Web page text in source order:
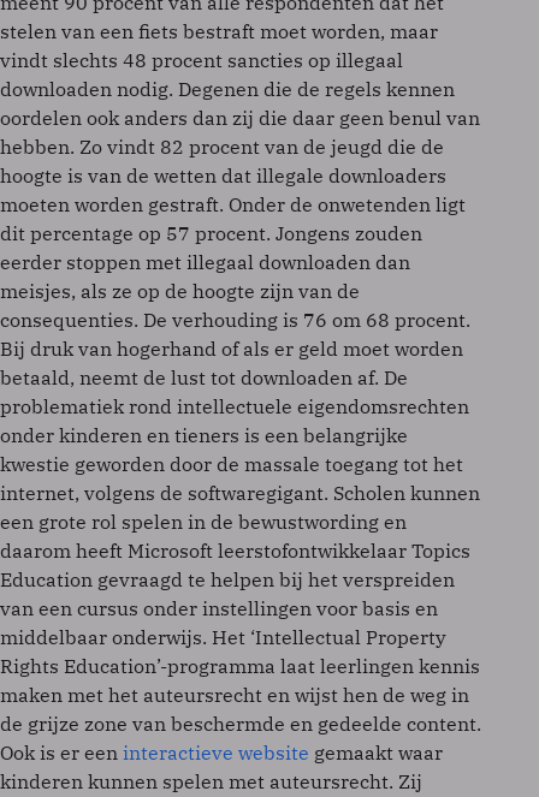
stelen van een fiets bestraft moet worden, maar
vindt slechts 48 procent sancties op illegaal
downloaden nodig. Degenen die de regels kennen
oordelen ook anders dan zij die daar geen benul van
hebben. Zo vindt 82 procent van de jeugd die de
hoogte is van de wetten dat illegale downloaders
moeten worden gestraft. Onder de onwetenden ligt
dit percentage op 57 procent. Jongens zouden
eerder stoppen met illegaal downloaden dan
meisjes, als ze op de hoogte zijn van de
consequenties. De verhouding is 76 om 68 procent.
Bij druk van hogerhand of als er geld moet worden
betaald, neemt de lust tot downloaden af. De
problematiek rond intellectuele eigendomsrechten
onder kinderen en tieners is een belangrijke
kwestie geworden door de massale toegang tot het
internet, volgens de softwaregigant. Scholen kunnen
een grote rol spelen in de bewustwording en
daarom heeft Microsoft leerstofontwikkelaar Topics
Education gevraagd te helpen bij het verspreiden
van een cursus onder instellingen voor basis en
middelbaar onderwijs. Het ‘Intellectual Property
Rights Education’-programma laat leerlingen kennis
maken met het auteursrecht en wijst hen de weg in
de grijze zone van beschermde en gedeelde content.
Ook is er een interactieve website gemaakt waar
kinderen kunnen spelen met auteursrecht. Zij